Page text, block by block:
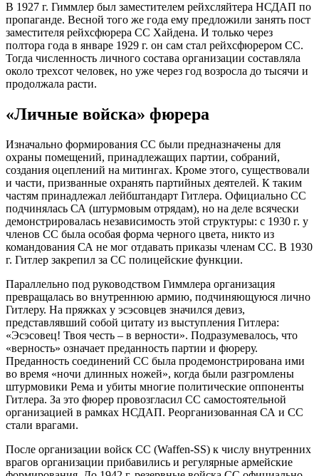
В 1927 г. Гиммлер был заместителем рейхсляйтера НСДАП по
пропаганде. Весной того же года ему предложили занять пост
заместителя рейхсфюрера СС Хайдена. И только через
полтора года в январе 1929 г. он сам стал рейхсфюрером СС.
Тогда численность личного состава организации составляла
около трехсот человек, но уже через год возросла до тысячи и
продолжала расти.
«Личные войска» фюрера
Изначально формирования СС были предназначены для
охраны помещений, принадлежащих партии, собраний,
создания оцеплений на митингах. Кроме этого, существовали
и части, призванные охранять партийных деятелей. К таким
частям принадлежал лейбштандарт Гитлера. Официально СС
подчинялась СА (штурмовым отрядам), но на деле всячески
демонстрировалась независимость этой структуры: с 1930 г. у
членов СС была особая форма черного цвета, никто из
командования СА не мог отдавать приказы членам СС. В 1930
г. Гитлер закрепил за СС полицейские функции.
Параллельно под руководством Гиммлера организация
превращалась во внутреннюю армию, подчиняющуюся лично
Гитлеру. На пряжках у эсэсовцев значился девиз,
представлявший собой цитату из выступления Гитлера:
«Эсэсовец! Твоя честь – в верности». Подразумевалось, что
«верность» означает преданность партии и фюреру.
Преданность соединений СС была продемонстрирована ими
во время «ночи длинных ножей», когда были разгромлены
штурмовики Рема и убиты многие политические оппоненты
Гитлера. За это фюрер провозгласил СС самостоятельной
организацией в рамках НСДАП. Реорганизованная СА и СС
стали врагами.
После организации войск СС (Waffen-SS) к числу внутренних
врагов организации прибавились и регулярные армейские